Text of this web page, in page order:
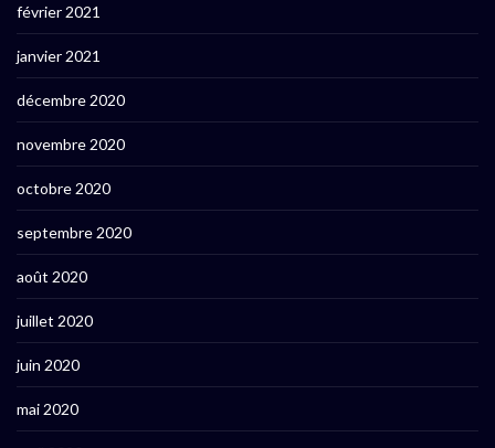
février 2021
janvier 2021
décembre 2020
novembre 2020
octobre 2020
septembre 2020
août 2020
juillet 2020
juin 2020
mai 2020